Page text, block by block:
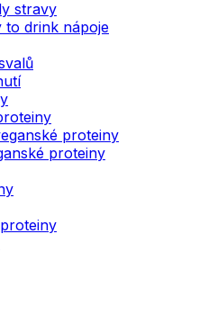
stravy
to drink nápoje
proteiny
proteiny